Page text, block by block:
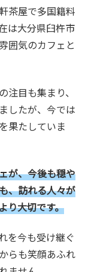
茶屋で多国籍料
は大分県臼杵市
囲気のカフェと
目も集まり、
したが、今では
果たしていま
が、今後も穏や
、訪れる人々が
り大切です。
を今も受け継ぐ
らも笑顔あふれ